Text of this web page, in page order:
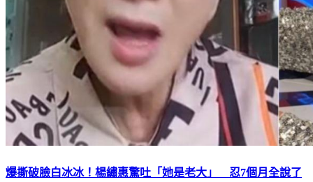
爆撕破臉白冰冰！楊繡惠驚吐「她是老大」 忍7個月全說了